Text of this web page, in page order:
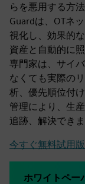
らを悪用する方
Guardは、OTネ
視化し、効果的
資産と自動的に
専門家は、サイ
なくても実際の
析、優先順位付
管理により、生
追跡、解決できま
今すぐ無料試用
ホワイトペー